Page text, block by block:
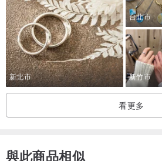
獻給每一天 每天是禮物 EVERYDAY IS A
新北市
台北市
新竹市
看更多
與此商品相似